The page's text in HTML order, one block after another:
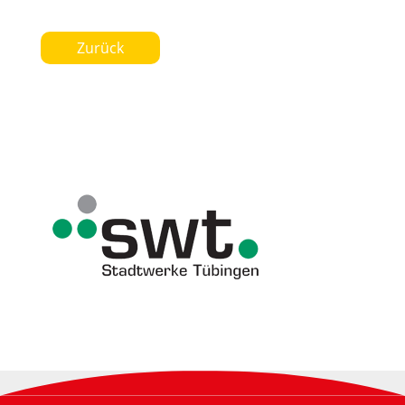
Zurück